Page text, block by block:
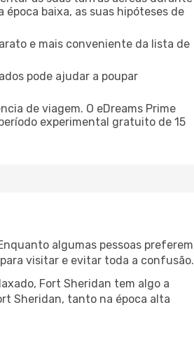
baixa, as suas hipóteses de
e mais conveniente da lista de
pode ajudar a poupar
de viagem. O eDreams Prime
experimental gratuito de 15
algumas pessoas preferem
visitar e evitar toda a confusão.
Fort Sheridan tem algo a
Sheridan, tanto na época alta